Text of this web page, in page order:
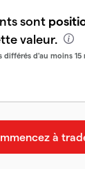
sont
valeur.
différés d'au moins 15